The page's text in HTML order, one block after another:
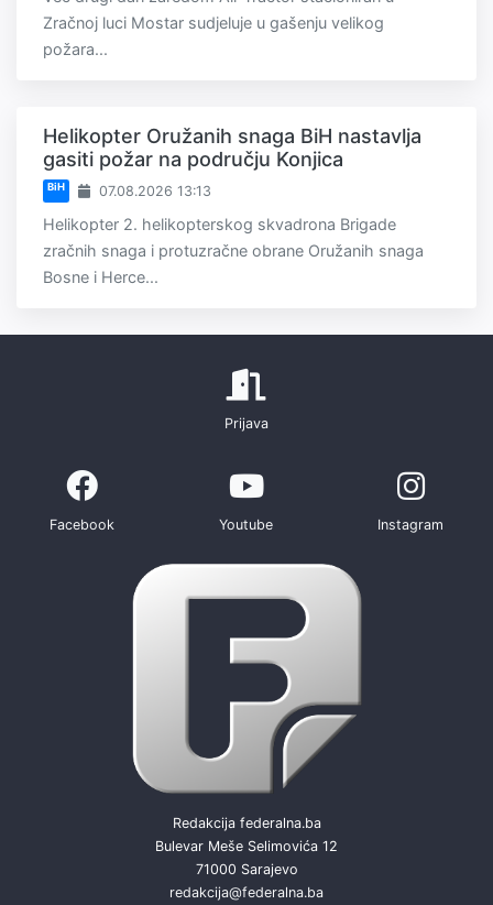
Zračnoj luci Mostar sudjeluje u gašenju velikog
požara...
Helikopter Oružanih snaga BiH nastavlja
gasiti požar na području Konjica
BiH 07.08.2026 13:13
Helikopter 2. helikopterskog skvadrona Brigade
zračnih snaga i protuzračne obrane Oružanih snaga
Bosne i Herce...
Prijava
Facebook Youtube Instagram
Redakcija federalna.ba
Bulevar Meše Selimovića 12
71000 Sarajevo
redakcija@federalna.ba